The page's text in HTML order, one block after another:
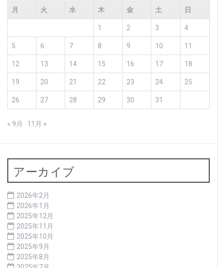
月
火 水 木 金 土 日
1 2 3 4
5 6 7 8 9 10 11
12 13 14 15 16 17 18
19 20 21 22 23 24 25
26 27 28 29 30 31
« 9月 11月 »
アーカイブ
2026年2月
2026年1月
2025年12月
2025年11月
2025年10月
2025年9月
2025年8月